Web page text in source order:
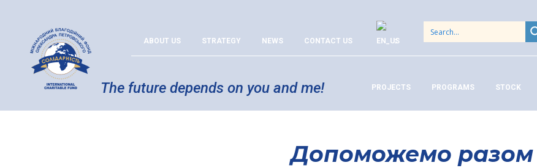
ABOUT US STRATEGY NEWS CONTACT US
The future depends on you and me! PROJECTS PROGRAMS STOCK
Допоможемо разом